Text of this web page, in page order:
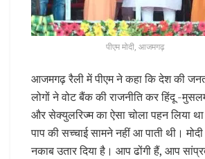
पीएम मोदी, आजमगढ़
आजमगढ़ रैली में पीएम ने कहा कि देश की
लोगों ने वोट बैंक की राजनीति कर हिंदू -
और सेक्युलरिज्म का ऐसा चोला पहन लिया
पाप की सच्चाई सामने नहीं आ पाती थी।
नकाब उतार दिया है। आप ढोंगी हैं, आप